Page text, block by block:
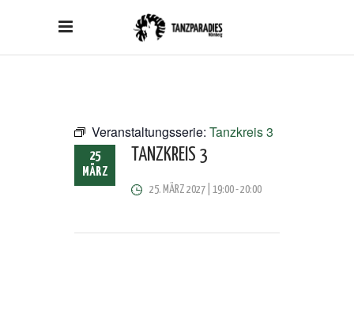
Veranstaltungsserie: Tanzkreis 3
25
MÄRZ
TANZKREIS 3
25. MÄRZ 2027 | 19:00-20:00